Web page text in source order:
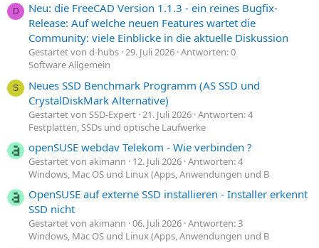
D
Neu: die FreeCAD Version 1.1.3 - ein reines Bugfix-
Release: Auf welche neuen Features wartet die
Community: viele Einblicke in die aktuelle Diskussion
Gestartet von d-hubs 29. Juli 2026 Antworten: 0
Software Allgemein
S
Neues SSD Benchmark Programm (AS SSD und
CrystalDiskMark Alternative)
Gestartet von SSD-Expert 21. Juli 2026 Antworten: 4
Festplatten, SSDs und optische Laufwerke
openSUSE webdav Telekom - Wie verbinden ?
Gestartet von akimann 12. Juli 2026 Antworten: 4
Windows, Mac OS und Linux (Apps, Anwendungen und B
OpenSUSE auf externe SSD installieren - Installer erkennt
SSD nicht
Gestartet von akimann 06. Juli 2026 Antworten: 3
Windows, Mac OS und Linux (Apps, Anwendungen und B